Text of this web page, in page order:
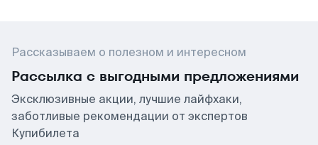
Рассказываем о полезном и интересном
Рассылка с выгодными предложениями
Эксклюзивные акции, лучшие лайфхаки,
заботливые рекомендации от экспертов
Купибилета